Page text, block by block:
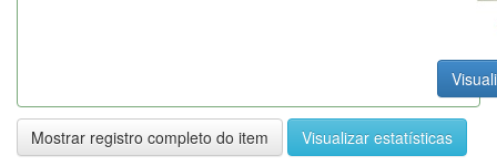
Mostrar registro completo do item Visualizar estatísticas